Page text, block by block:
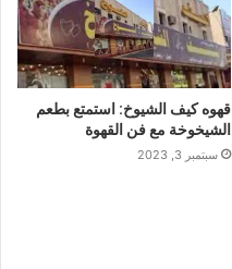
قهوه كيف الشيوخ: استمتع بطعم
الشيخوخة مع فن القهوة
سبتمبر 3, 2023